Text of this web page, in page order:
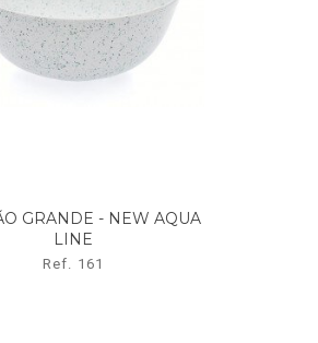
GRANDE - NEW AQUA
LINE
Ref. 161